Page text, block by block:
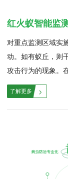
红火蚁智能监
对重点监测区域实
动。如有蚁丘，则
攻击行为的现象。
集蚂蚁标本，现场